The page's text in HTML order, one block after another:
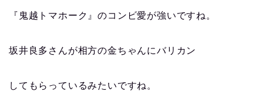
『鬼越トマホーク』のコンビ愛が強いですね。
坂井良多さんが相方の金ちゃんにバリカン
してもらっているみたいですね。